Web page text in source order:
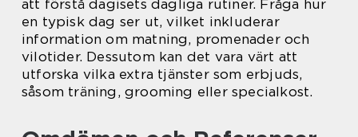
att förstå dagisets dagliga rutiner. Fråga hur
en typisk dag ser ut, vilket inkluderar
information om matning, promenader och
vilotider. Dessutom kan det vara värt att
utforska vilka extra tjänster som erbjuds,
såsom träning, grooming eller specialkost.